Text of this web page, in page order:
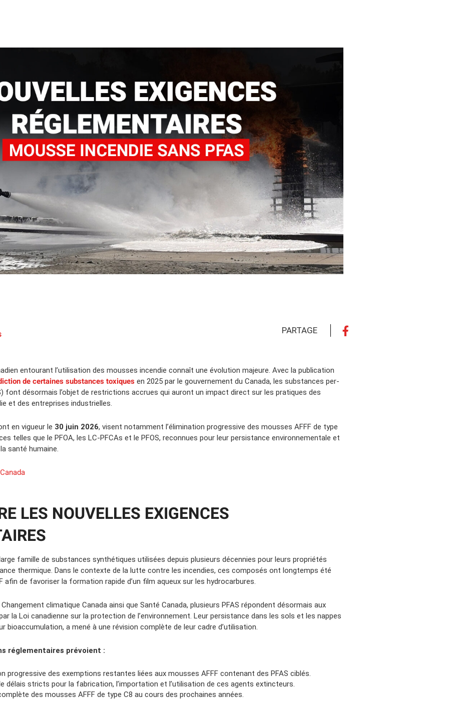
PARTAGE
entourant l’utilisation des mousses incendie connaît une évolution majeure. Avec la publication
de certaines substances toxiques en 2025 par le gouvernement du Canada, les substances per-
font désormais l’objet de restrictions accrues qui auront un impact direct sur les pratiques des
et des entreprises industrielles.
en vigueur le 30 juin 2026, visent notamment l’élimination progressive des mousses AFFF de type
telles que le PFOA, les LC-PFCAs et le PFOS, reconnues pour leur persistance environnementale et
santé humaine.
LES NOUVELLES EXIGENCES
famille de substances synthétiques utilisées depuis plusieurs décennies pour leurs propriétés
thermique. Dans le contexte de la lutte contre les incendies, ces composés ont longtemps été
afin de favoriser la formation rapide d’un film aqueux sur les hydrocarbures.
climatique Canada ainsi que Santé Canada, plusieurs PFAS répondent désormais aux
la Loi canadienne sur la protection de l’environnement. Leur persistance dans les sols et les nappes
bioaccumulation, a mené à une révision complète de leur cadre d’utilisation.
réglementaires prévoient :
progressive des exemptions restantes liées aux mousses AFFF contenant des PFAS ciblés.
délais stricts pour la fabrication, l’importation et l’utilisation de ces agents extincteurs.
des mousses AFFF de type C8 au cours des prochaines années.